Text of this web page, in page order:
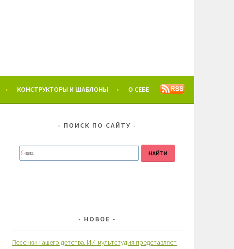
КОНСТРУКТОРЫ И ШАБЛОНЫ О СЕБЕ
ПОИСК ПО САЙТУ
НОВОЕ
Песенки нашего детства. ИИ-мультстудия представляет